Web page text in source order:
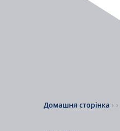
Домашня сторінка › ›